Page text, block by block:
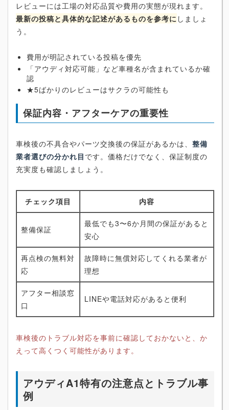
レビューには工場の対応品質や費用の実態が現れます。
最新の投稿と具体的な記述があるものを参考に しましょ
う。
費用が明記されている投稿を優先
「アウディ対応可能」など車種名が含まれているか確
認
★5ばかりのレビューはサクラの可能性も
保証内容・アフターケアの重要性
車検後の不具合やパーツ交換後の保証があるかは、 整備
業者選びの分かれ目 です。価格だけでなく、保証制度の
充実度も確認しましょう。
チェック項目 内容
整備保証
最低でも3〜6か月間の保証があると
安心
再点検の無料対
応
故障時に無償対応してくれる業者が
理想
アフター相談窓
口
LINEや電話対応があると便利
車検後のトラブル対応を事前に確認しておかないと、か
えって高くつく可能性があります。
アウディA1特有の注意点とトラブル事
例